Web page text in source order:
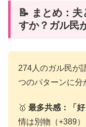
📝 まとめ：
すか？ガル民
274人のガル民が
つのパターンに分
🥇 最多共感：「好
情は別物（+389）